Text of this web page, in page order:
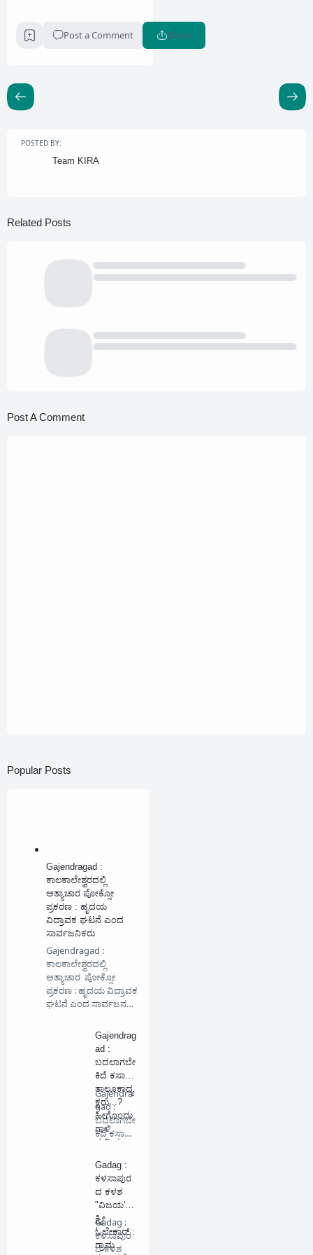
Post a Comment Share
POSTED BY:
Team KIRA
Related Posts
Post A Comment
Popular Posts
Gajendragad :
ಕಾಲಕಾಲೇಶ್ವರದಲ್ಲಿ
ಅತ್ಯಾಚಾರ ಪೋಕ್ಸೋ
ಪ್ರಕರಣ : ಹೃದಯ
ವಿದ್ರಾವಕ ಘಟನೆ ಎಂದ
ಸಾರ್ವಜನಿಕರು
Gajendragad :
ಕಾಲಕಾಲೇಶ್ವರದಲ್ಲಿ
ಅತ್ಯಾಚಾರ ಪೋಕ್ಸೋ
ಪ್ರಕರಣ : ಹೃದಯ ವಿದ್ರಾವಕ
ಘಟನೆ ಎಂದ ಸಾರ್ವಜನ…
Gajendrag
ad :
ಬದಲಾಗಬೇ
ಕಿದೆ ಕಸಾಪ
ತಾಲೂಕಾಧ್ಯ
ಕ್ಷರು...?
ಹೀಗೊಂದು
ಗಾಳಿ
ಸುದ್ದಿಯ
Gajendra
gad :
ಬದಲಾಗಬೇ
ಕಿದೆ ಕಸಾಪ
Gadag :
ಕಳಸಾಪುರ
ದ ಕಳಶ
"ವಿಜಯ'ಲ
ಕ್ಷ್ಮೀ
ಓಲೇಕಾರ್ :
ಗ್ರಾಮ
Gadag :
ಕಳಸಾಪುರ
ದ ಕಳಶ